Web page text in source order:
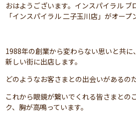
おはようございます。インスパイラル ブ
「インスパイラル 二子玉川店」がオープ
1988年の創業から変わらない思いと共
新しい街に出店します。
どのようなお客さまとの出会いがあるのだ
これから眼鏡が繋いでくれる皆さまとの
ク、胸が高鳴っています。